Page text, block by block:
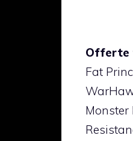
Offerte
Fat
Monster